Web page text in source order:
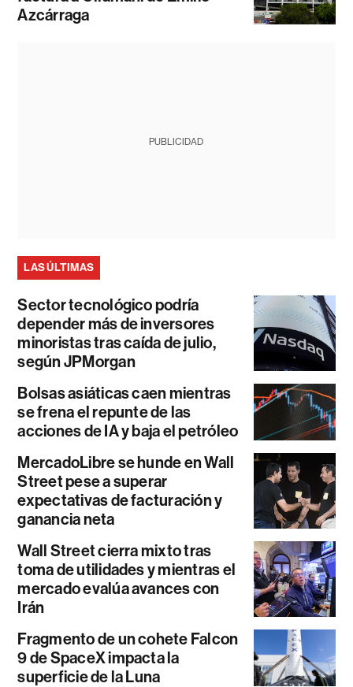
Azcárraga
PUBLICIDAD
LAS ÚLTIMAS
Sector tecnológico podría
depender más de inversores
minoristas tras caída de julio,
según JPMorgan
Bolsas asiáticas caen mientras
se frena el repunte de las
acciones de IA y baja el petróleo
MercadoLibre se hunde en Wall
Street pese a superar
expectativas de facturación y
ganancia neta
Wall Street cierra mixto tras
toma de utilidades y mientras el
mercado evalúa avances con
Irán
Fragmento de un cohete Falcon
9 de SpaceX impacta la
superficie de la Luna